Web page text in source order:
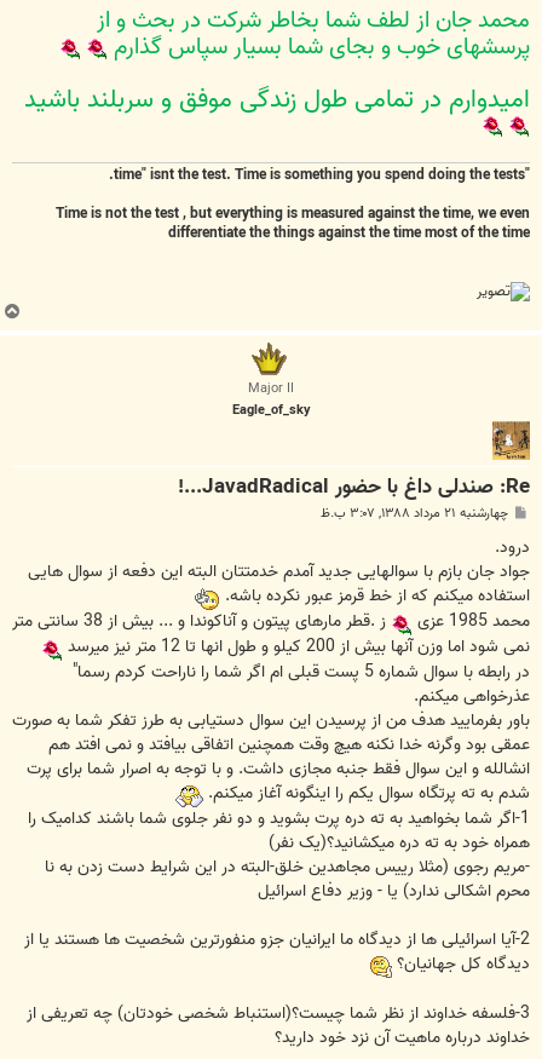
محمد جان از لطف شما بخاطر شرکت در بحث و از
پرسشهای خوب و بجای شما بسیار سپاس گذارم
امیدوارم در تمامی طول زندگی موفق و سربلند باشید
Time is not the test , but everything is measured against the time, we even
differentiate the things against the time most of the time
ب
ا
Major II
Eagle_of_sky
Re: صندلی داغ با حضور JavadRadical...!
پ
ت
چهارشنبه ۲۱ مرداد ۱۳۸۸, ۳:۰۷ ب.ظ
درود.
جواد جان بازم با سوالهایی جدید آمدم خدمتتان البته این دفعه از سوال هایی
استفاده میکنم که از خط قرمز عبور نکرده باشه.
محمد 1985 عزی
ز .قطر مارهای پیتون و آناکوندا و ... بیش از 38 سانتی متر
نمی شود اما وزن آنها بیش از 200 کیلو و طول انها تا 12 متر نیز میرسد
در رابطه با سوال شماره 5 پست قبلی ام اگر شما را ناراحت کردم رسما"
عذرخواهی میکنم.
باور بفرمایید هدف من از پرسیدن این سوال دستیابی به طرز تفکر شما به صورت
عمقی بود وگرنه خدا نکنه هیچ وقت همچنین اتفاقی بیافتد و نمی افتد هم
انشالله و این سوال فقط جنبه مجازی داشت. و با توجه به اصرار شما برای پرت
شدم به ته پرتگاه سوال یکم را اینگونه آغاز میکنم.
1-اگر شما بخواهید به ته دره پرت بشوید و دو نفر جلوی شما باشند کدامیک را
همراه خود به ته دره میکشانید؟(یک نفر)
-مریم رجوی (مثلا رییس مجاهدین خلق-البته در این شرایط دست زدن به نا
محرم اشکالی ندارد) یا - وزیر دفاع اسرائیل
2-آیا اسرائیلی ها از دیدگاه ما ایرانیان جزو منفورترین شخصیت ها هستند یا از
دیدگاه کل جهانیان؟
3-فلسفه خداوند از نظر شما چیست؟(استنباط شخصی خودتان) چه تعریفی از
خداوند درباره ماهیت آن نزد خود دارید؟